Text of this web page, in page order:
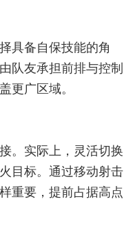
具备自保技能的角
队友承担前排与控制
更广区域。
。实际上，灵活切换
目标。通过移动射击
重要，提前占据高点